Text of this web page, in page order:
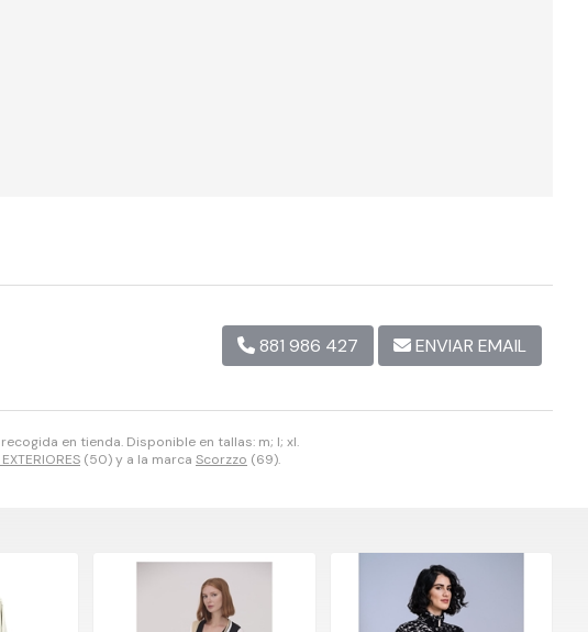
en tienda. Disponible en tallas: m; l; xl.
(50) y a la marca Scorzzo (69).
881 986 427 ENVIAR EMAIL